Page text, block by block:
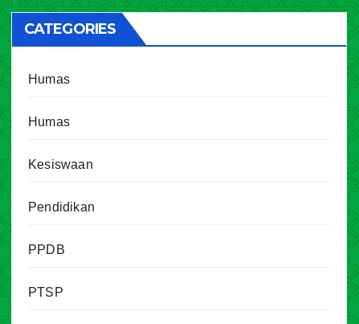
CATEGORIES
Humas
Humas
Kesiswaan
Pendidikan
PPDB
PTSP